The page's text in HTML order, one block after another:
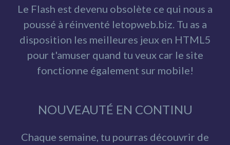
Le Flash est devenu obsolète ce qui nous a
poussé à réinventé letopweb.biz. Tu as a
disposition les meilleures jeux en HTML5
pour t'amuser quand tu veux car le site
fonctionne également sur mobile!
NOUVEAUTÉ EN CONTINU
Chaque semaine, tu pourras découvrir de